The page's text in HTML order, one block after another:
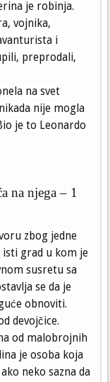
je robinja.
vojnika,
i
preprodali,
na svet
nije mogla
je to Leonardo
na njega – 1
zbog jedne
isti grad u kom je
susretu sa
se da je
obnoviti.
devojčice.
od malobrojnih
je osoba koja
neko sazna da